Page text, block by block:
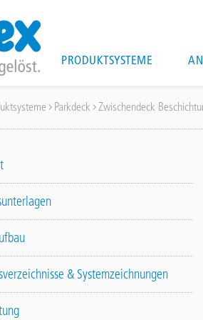
Main
navigation
PRODUKTSYSTEME
Parkdeck Zwischendeck
& Systemzeichnungen